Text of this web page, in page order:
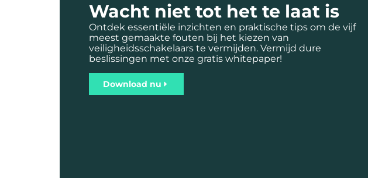
Wacht niet tot het te laat is
Ontdek essentiële inzichten en praktische tips om de vijf
meest gemaakte fouten bij het kiezen van
veiligheidsschakelaars te vermijden. Vermijd dure
beslissingen met onze gratis whitepaper!
Download nu